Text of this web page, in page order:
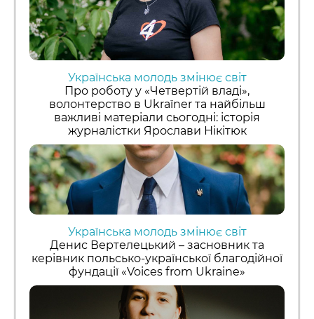
Українська молодь змінює світ
Про роботу у «Четвертій владі»,
волонтерство в Ukraїner та найбільш
важливі матеріали сьогодні: історія
журналістки Ярослави Нікітюк
Українська молодь змінює світ
Денис Вертелецький – засновник та
керівник польсько-української благодійної
фундації «Voices from Ukraine»